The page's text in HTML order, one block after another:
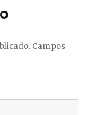
Campos